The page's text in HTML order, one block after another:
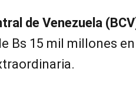
de Venezuela
Bs 15 mil millones